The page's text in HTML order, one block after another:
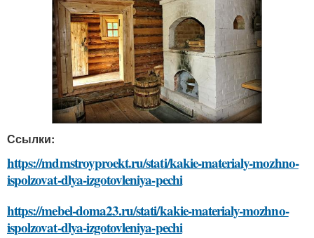
Ссылки:
https://mdmstroyproekt.ru/stati/kakie-materialy-mozhno-
ispolzovat-dlya-izgotovleniya-pechi
https://mebel-doma23.ru/stati/kakie-materialy-mozhno-
ispolzovat-dlya-izgotovleniya-pechi